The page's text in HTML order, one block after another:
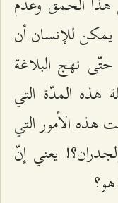
للإنسان أن
نهج البلاغة
هذه المدّة التي
هذه الأمور التي
يعني إنّ